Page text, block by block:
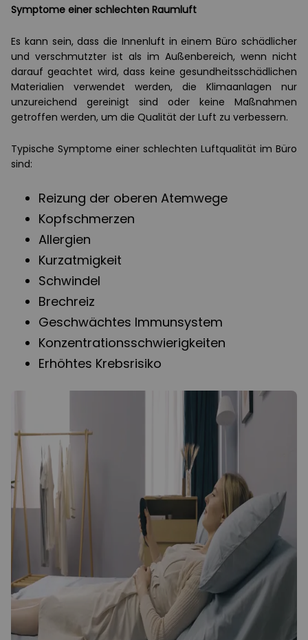
Symptome einer schlechten Raumluft
Es kann sein, dass die Innenluft in einem Büro schädlicher
und verschmutzter ist als im Außenbereich, wenn nicht
darauf geachtet wird, dass keine gesundheitsschädlichen
Materialien verwendet werden, die Klimaanlagen nur
unzureichend gereinigt sind oder keine Maßnahmen
getroffen werden, um die Qualität der Luft zu verbessern.
Typische Symptome einer schlechten Luftqualität im Büro
sind:
Reizung der oberen Atemwege
Kopfschmerzen
Allergien
Kurzatmigkeit
Schwindel
Brechreiz
Geschwächtes Immunsystem
Konzentrationsschwierigkeiten
Erhöhtes Krebsrisiko